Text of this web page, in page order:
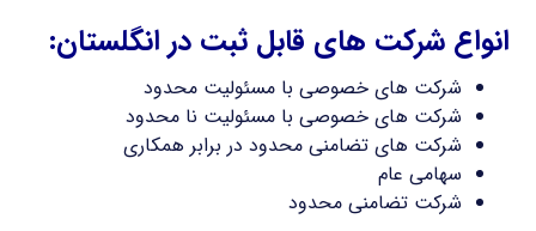
انواع شرکت های قابل ثبت در انگلستان:
شرکت های خصوصی با مسئولیت محدود
شرکت های خصوصی با مسئولیت نا محدود
شرکت های تضامنی محدود در برابر همکاری
سهامی عام
شرکت تضامنی محدود